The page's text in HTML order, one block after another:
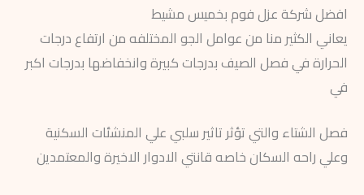
افضل شركة عزل فوم بخميس مشيط
يعاني الكثير منا من عوامل الجو المختلفه من ارتفاع درجات
الحرارة في فصل الصيف بدرجات كبيرة وانخفاضها بدرجات اكبر
في
فصل الشتاء والتي تؤثر تاثير سلبي علي المنشئات السكنية
وعلي راحه السكان خاصه قانتي الادوار الاخيرة والمعتمدين